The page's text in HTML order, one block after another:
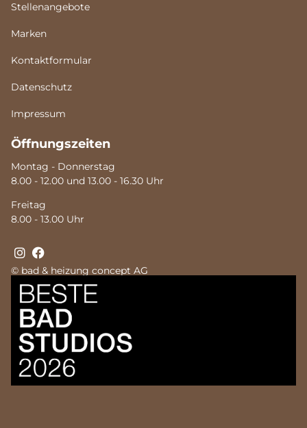
© bad & heizung concept AG
Stellenangebote
Marken
Kontaktformular
Datenschutz
Impressum
Öffnungszeiten
Montag - Donnerstag
8.00 - 12.00 und 13.00 - 16.30 Uhr
Freitag
8.00 - 13.00 Uhr